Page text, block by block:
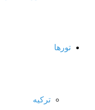
تورها
ترکیه